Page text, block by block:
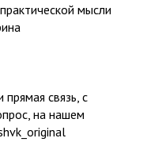
мысли
прямая связь, с
на нашем